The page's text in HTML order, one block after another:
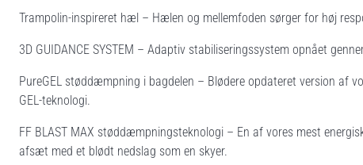
Trampolin-inspireret hæl – Hælen og mellemfoden sørger for høj
3D GUIDANCE SYSTEM – Adaptiv stabiliseringssystem opnået
PureGEL støddæmpning i bagdelen – Blødere opdateret version af
GEL-teknologi.
FF BLAST MAX støddæmpningsteknologi – En af vores mest
afsæt med et blødt nedslag som en skyer.